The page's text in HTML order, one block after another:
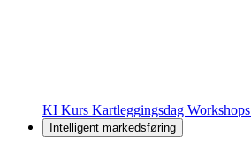
KI Kurs Kartleggingsdag Workshops
Intelligent markedsføring